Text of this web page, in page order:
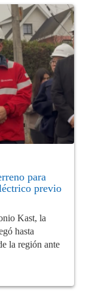
para
previo
Kast, la
hasta
la región ante